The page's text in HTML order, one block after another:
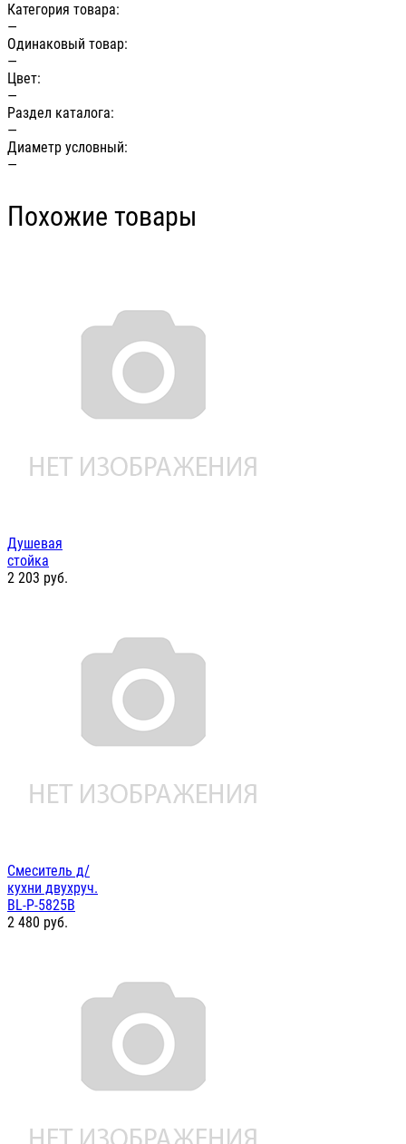
Категория товара:
—
Одинаковый товар:
—
Цвет:
—
Раздел каталога:
—
Диаметр условный:
—
Похожие товары
Душевая
стойка
2 203 руб.
Смеситель д/
кухни двухруч.
BL-P-5825B
2 480 руб.